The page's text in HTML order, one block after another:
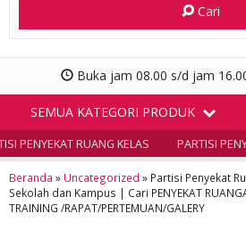
Cari
Buka jam 08.00 s/d jam
SEMUA KATEGORI PRODUK
PENYEKAT RUANG KELAS PARTISI
Beranda » Uncategorized » Partisi Penyekat
Sekolah dan Kampus | Cari PENYEKAT
TRAINING /RAPAT/PERTEMUAN/GALERY